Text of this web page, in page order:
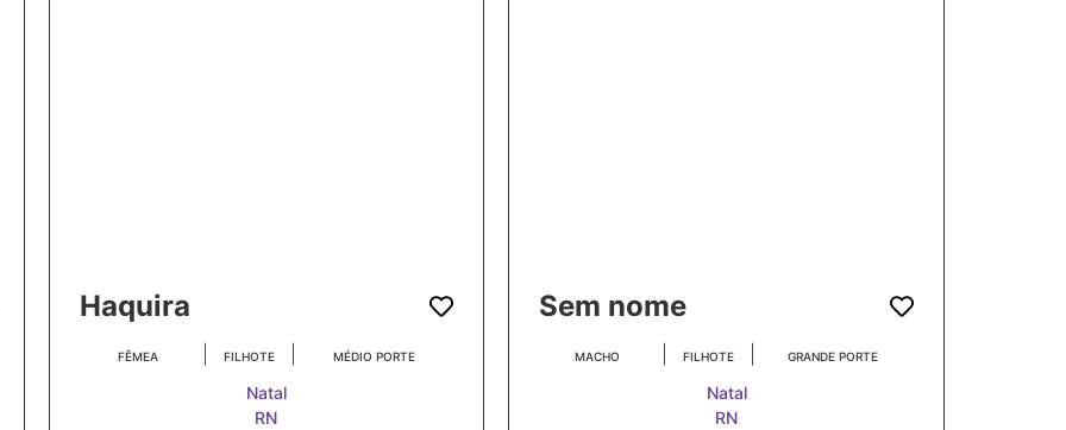
Haquira
FÊMEA FILHOTE MÉDIO PORTE
Natal
RN
Sem nome
MACHO FILHOTE GRANDE PORTE
Natal
RN